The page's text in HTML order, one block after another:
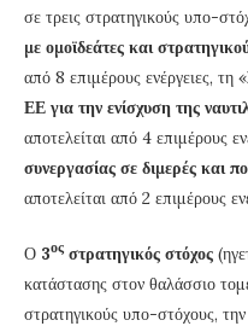
σε τρεις στρατηγικούς υπο-
με ομοϊδεάτες και
από 8 επιμέρους ενέργειες, τη «
ΕΕ για την ενίσχυση της
αποτελείται από 4 επιμέρους
συνεργασίας σε διμερές και
αποτελείται από 2 επιμέρους
Ο 3ος στρατηγικός στόχος
κατάστασης στον θαλάσσιο
στρατηγικούς υπο-στόχους,